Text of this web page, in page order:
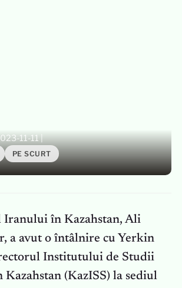
11-11|
PE SCURT
Iranului în Kazahstan, Ali
a avut o întâlnire cu Yerkin
Institutului de Studii
Kazahstan (KazISS) la sediul